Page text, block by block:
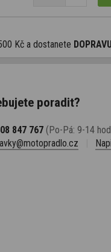
Kč a dostanete
poradit?
847 767 (Po-Pá: 9-14